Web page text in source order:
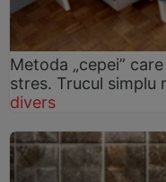
Metoda „cepei”
stres. Trucul simplu
divers